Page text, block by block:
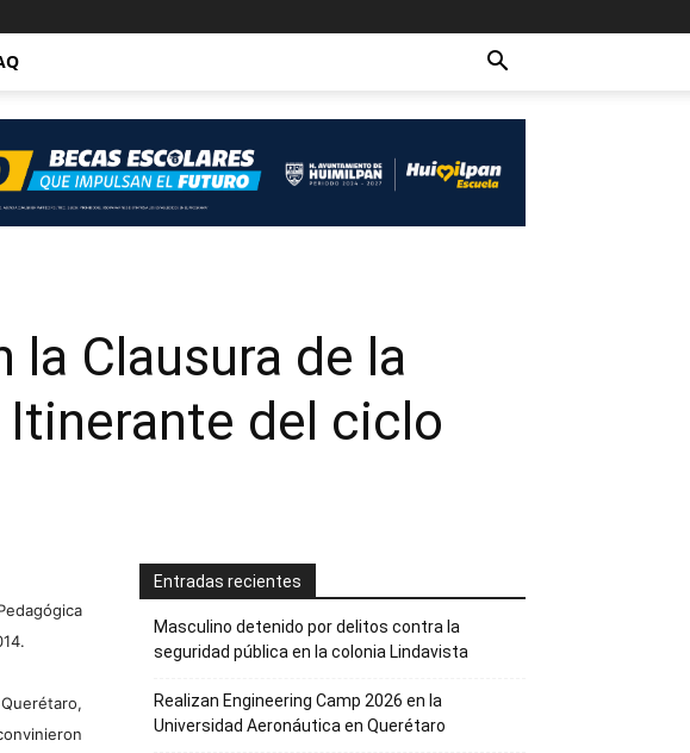
Clausura de la
del ciclo
Entradas recientes
Masculino detenido por delitos contra la
seguridad pública en la colonia Lindavista
Realizan Engineering Camp 2026 en la
Universidad Aeronáutica en Querétaro